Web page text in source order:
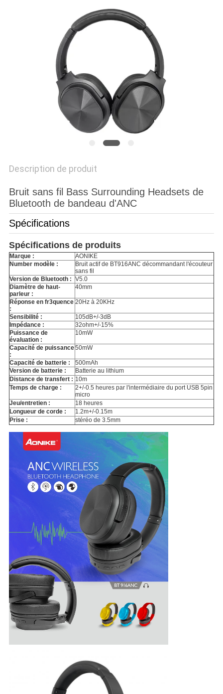
Description de produit
Bruit sans fil Bass Surrounding Headsets de
Bluetooth de bandeau d'ANC
Spécifications
Spécifications de produits
Marque :
AONIKE
Number modèle :
Bruit actif de BT916ANC décommandant l'écouteur
sans fil
Version de Bluetooth : V5.0
Diamètre de haut-
parleur :
40mm
Réponse en fr3quence
:
20Hz à 20KHz
Sensibilité :
105dB+/-3dB
Impédance :
32ohm+/-15%
Puissance de
évaluation :
10mW
Capacité de puissance
:
50mW
Capacité de batterie :
500mAh
Version de batterie :
Batterie au lithium
Distance de transfert : 10m
Temps de charge :
2+/-0.5 heures par l'intermédiaire du port USB 5pin
micro
Jeu/entretien :
18 heures
Longueur de corde :
1.2m+/-0.15m
Prise :
stéréo de 3.5mm